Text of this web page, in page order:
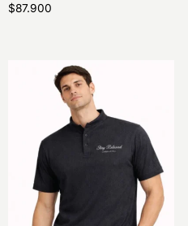
$87.900